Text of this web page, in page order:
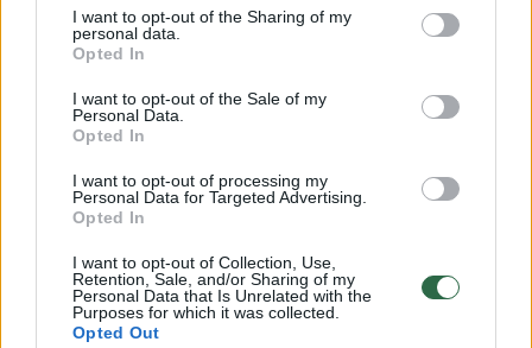
I want to opt-out of the Sharing of my
personal data.
Opted In
I want to opt-out of the Sale of my
Personal Data.
Opted In
I want to opt-out of processing my
Personal Data for Targeted Advertising.
Opted In
I want to opt-out of Collection, Use,
Retention, Sale, and/or Sharing of my
Personal Data that Is Unrelated with the
Purposes for which it was collected.
Opted Out
00:00:57
Savaitės vidurys nusimato karštas: temperatūra kils iki
32 laipsnių šilumos
vaizdas pribloškia
Avarija Vilniuje: į stotelę įsirėžęs automobilis sužalojo